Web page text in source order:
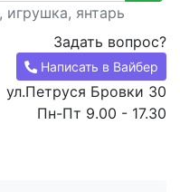
игрушка, янтарь
Задать вопрос?
Написать в Вайбер
ул.Петруся Бровки 30
Пн-Пт 9.00 - 17.30